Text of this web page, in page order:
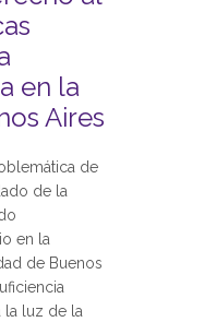
en la
Aires
de
de la
en la
de Buenos
la luz de la